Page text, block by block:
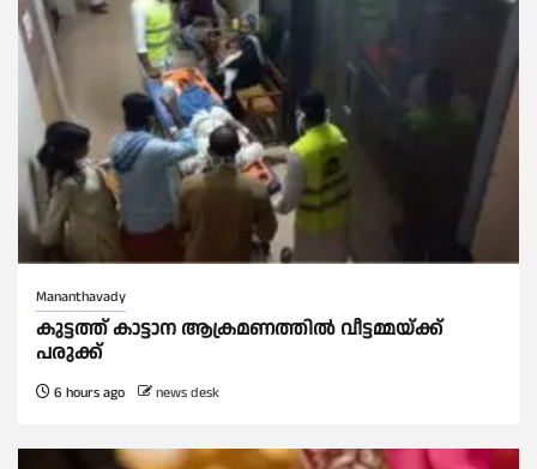
Mananthavady
കുട്ടത്ത് കാട്ടാന ആക്രമണത്തിൽ വീട്ടമ്മയ്ക്ക്
പരുക്ക്
6 hours ago news desk